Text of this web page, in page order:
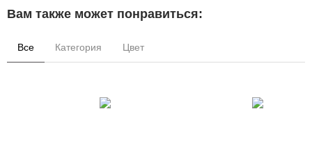
Вам также может понравиться:
Все Категория Цвет